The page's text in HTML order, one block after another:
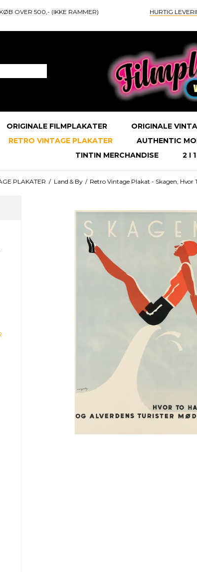
OVER 500,- (IKKE RAMMER) HURTIG
ORIGINALE FILMPLAKATER ORIGINALE
RETRO VINTAGE PLAKATER AUTHENTIC
TINTIN MERCHANDISE
2 I
PLAKATER / Land & By / Retro Vintage Plakat - Skagen, Hvor